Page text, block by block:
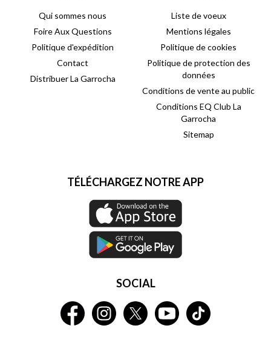
Qui sommes nous
Foire Aux Questions
Politique d'expédition
Contact
Distribuer La Garrocha
Liste de voeux
Mentions légales
Politique de cookies
Politique de protection des
données
Conditions de vente au public
Conditions EQ Club La
Garrocha
Sitemap
TÉLÉCHARGEZ NOTRE APP
SOCIAL